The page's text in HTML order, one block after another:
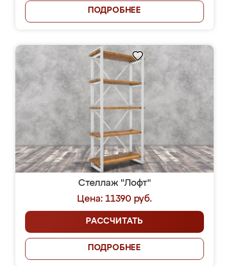
ПОДРОБНЕЕ
Стеллаж "Лофт"
Цена: 11390 руб.
РАССЧИТАТЬ
ПОДРОБНЕЕ